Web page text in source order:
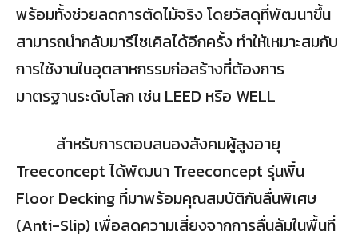
พร้อมทั้งช่วยลดการตัดไม้จริง โดยวัสดุที่พัฒนาขึ้น
สามารถนำกลับมารีไซเคิลได้อีกครั้ง ทำให้เหมาะสมกับ
การใช้งานในอุตสาหกรรมก่อสร้างที่ต้องการ
มาตรฐานระดับโลก เช่น LEED หรือ WELL
สำหรับการตอบสนองสังคมผู้สูงอายุ
Treeconcept ได้พัฒนา Treeconcept รุ่นพื้น
Floor Decking ที่มาพร้อมคุณสมบัติกันลื่นพิเศษ
(Anti-Slip) เพื่อลดความเสี่ยงจากการลื่นล้มในพื้นที่